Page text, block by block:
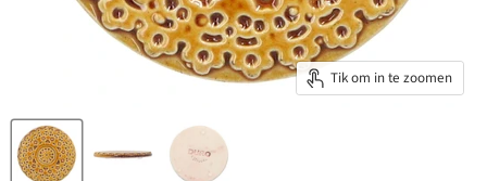
Tik om in te zoomen